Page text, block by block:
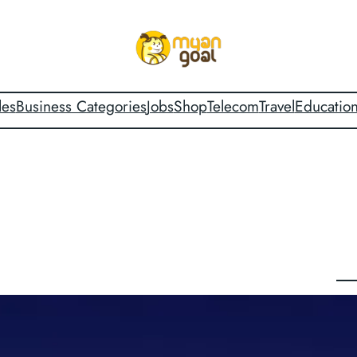
Business CategoriesJobsShopTelecomTravelEducation